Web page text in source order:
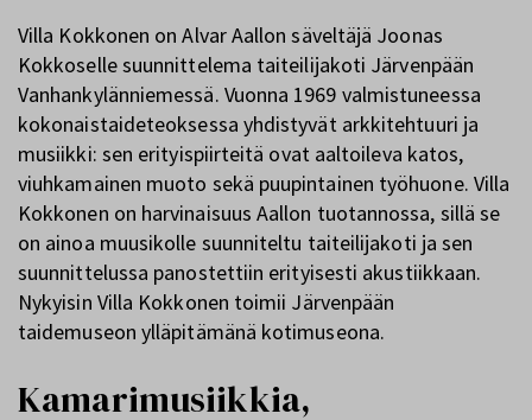
Villa Kokkonen on Alvar Aallon säveltäjä Joonas
Kokkoselle suunnittelema taiteilijakoti Järvenpään
Vanhankylänniemessä. Vuonna 1969 valmistuneessa
kokonaistaideteoksessa yhdistyvät arkkitehtuuri ja
musiikki: sen erityispiirteitä ovat aaltoileva katos,
viuhkamainen muoto sekä puupintainen työhuone. Villa
Kokkonen on harvinaisuus Aallon tuotannossa, sillä se
on ainoa muusikolle suunniteltu taiteilijakoti ja sen
suunnittelussa panostettiin erityisesti akustiikkaan.
Nykyisin Villa Kokkonen toimii Järvenpään
taidemuseon ylläpitämänä kotimuseona.
Kamarimusiikkia,